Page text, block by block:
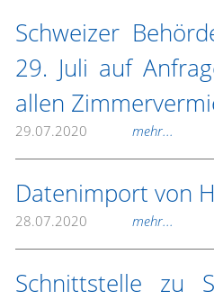
Schweizer
29. Juli auf
allen
29.07.2020 mehr...
Datenimport von
28.07.2020 mehr...
Schnittstelle zu